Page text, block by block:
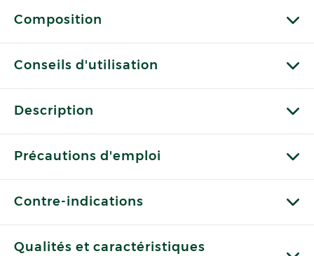
Composition
Conseils d'utilisation
Description
Précautions d'emploi
Contre-indications
Qualités et caractéristiques